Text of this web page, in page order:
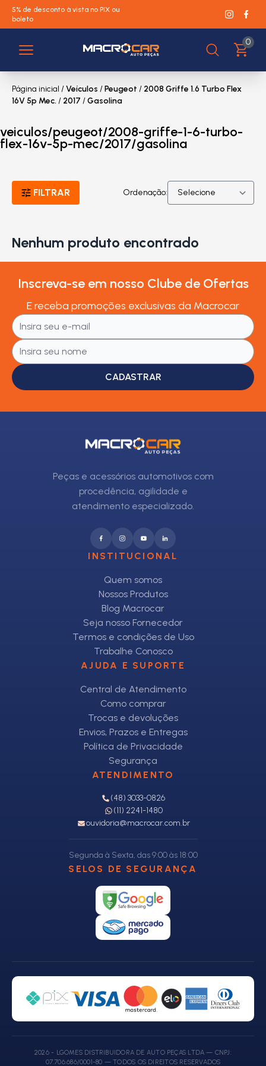
5% de desconto à vista no PIX ou
boleto
0
Página inicial /Veículos /Peugeot / 2008 Griffe 1.6 Turbo Flex
16V 5p Mec. / 2017 /Gasolina
veiculos/peugeot/2008-griffe-1-6-turbo-
flex-16v-5p-mec/2017/gasolina
FILTRAR Ordenação:
Nenhum produto encontrado
Inscreva-se em nosso Clube de Ofertas
E receba promoções exclusivas da Macrocar
CADASTRAR
Peças e acessórios automotivos com
procedência, agilidade e
atendimento especializado.
INSTITUCIONAL
Quem somos
Nossos Produtos
Blog Macrocar
Seja nosso Fornecedor
Termos e condições de Uso
Trabalhe Conosco
AJUDA E SUPORTE
Central de Atendimento
Como comprar
Trocas e devoluções
Envios, Prazos e Entregas
Política de Privacidade
Segurança
ATENDIMENTO
(48) 3033-0826
(11) 2241-1480
ouvidoria@macrocar.com.br
Segunda à Sexta, das 9:00 às 18:00
SELOS DE SEGURANÇA
2026 - LGOMES DISTRIBUIDORA DE AUTO PEÇAS LTDA — CNPJ:
07.706.686/0001-80 — TODOS OS DIREITOS RESERVADOS